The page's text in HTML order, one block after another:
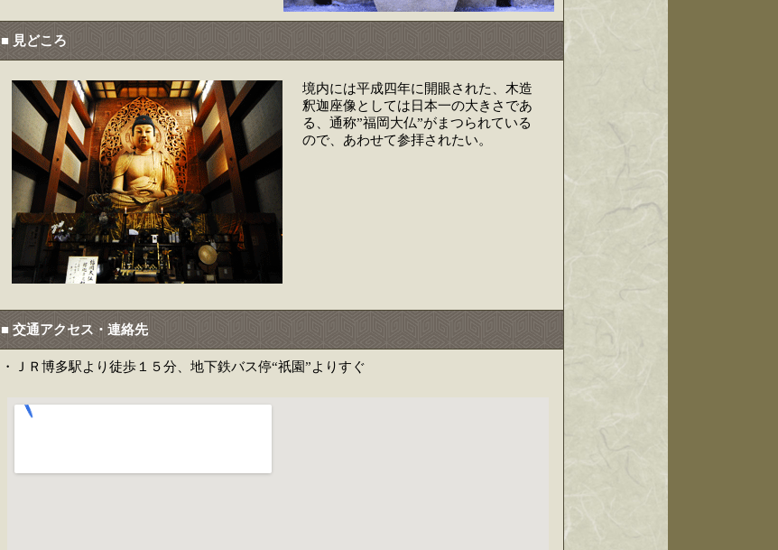
■ 見どころ
境内には平成四年に開眼された、木造
釈迦座像としては日本一の大きさであ
る、通称”福岡大仏”がまつられている
ので、あわせて参拝されたい。
■ 交通アクセス・連絡先
・ＪＲ博多駅より徒歩１５分、地下鉄バス停“祇園”よりすぐ